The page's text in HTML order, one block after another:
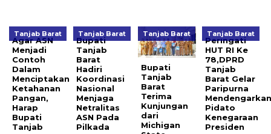
Tanjab Barat
Agar ASN
Menjadi
Contoh
Dalam
Menciptakan
Ketahanan
Pangan,
Harap
Bupati
Tanjab
Tanjab Barat
Bupati
Tanjab
Barat
Hadiri
Koordinasi
Nasional
Menjaga
Netralitas
ASN Pada
Pilkada
Tanjab Barat
Bupati
Tanjab
Barat
Terima
Kunjungan
dari
Michigan
Tanjab Barat
Peringati
HUT RI Ke
78,DPRD
Tanjab
Barat Gelar
Paripurna
Pidato
Kenegaraan
Presiden